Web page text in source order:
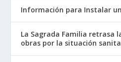
Información para Instalar
La Sagrada Familia retrasa
obras por la situación